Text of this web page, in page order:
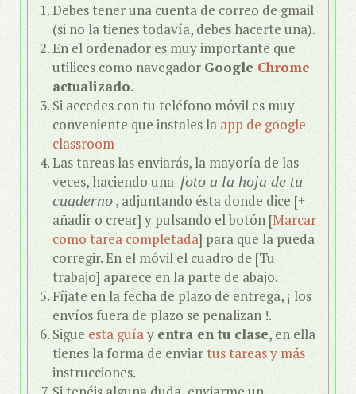
Debes tener una cuenta de correo de gmail
(si no la tienes todavía, debes hacerte una).
En el ordenador es muy importante que
utilices como navegador Google Chrome
actualizado.
Si accedes con tu teléfono móvil es muy
conveniente que instales la app de google-
classroom
Las tareas las enviarás, la mayoría de las
veces, haciendo una foto a la hoja de tu
cuaderno, adjuntando ésta donde dice [+
añadir o crear] y pulsando el botón [Marcar
como tarea completada] para que la pueda
corregir. En el móvil el cuadro de [Tu
trabajo] aparece en la parte de abajo.
Fíjate en la fecha de plazo de entrega, ¡ los
envíos fuera de plazo se penalizan !.
Sigue esta guíay entra en tu clase, en ella
tienes la forma de enviartus tareas y más
instrucciones.